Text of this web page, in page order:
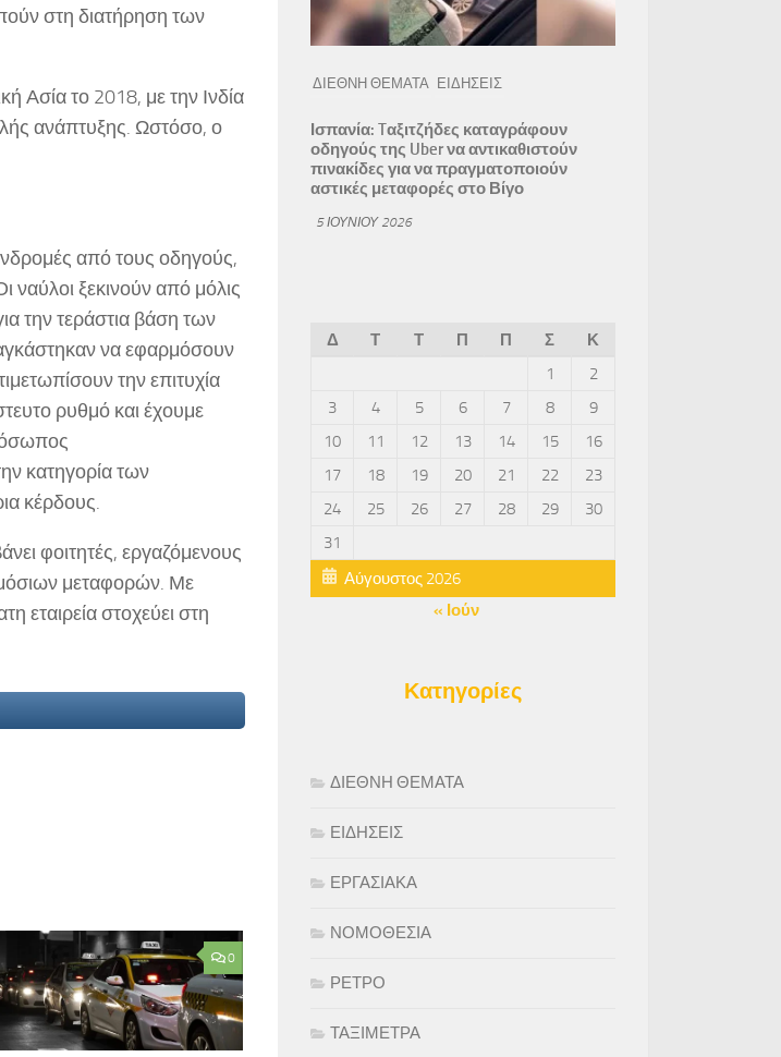
στη διατήρηση των
Ασία το 2018, με την Ινδία
ανάπτυξης. Ωστόσο, ο
από τους οδηγούς,
ναύλοι ξεκινούν από μόλις
την τεράστια βάση των
να εφαρμόσουν
την επιτυχία
ρυθμό και έχουμε
κατηγορία των
κέρδους.
φοιτητές, εργαζόμενους
μεταφορών. Με
εταιρεία στοχεύει στη
0
ΔΙΕΘΝΗ ΘΕΜΑΤΑ ΕΙΔΗΣΕΙΣ
Ισπανία: Tαξιτζήδες καταγράφουν
οδηγούς της Uber να αντικαθιστούν
πινακίδες για να πραγματοποιούν
αστικές μεταφορές στο Βίγο
5 ΙΟΥΝΊΟΥ 2026
Αύγουστος 2026
Δ Τ Τ Π Π Σ
Κ
1
2
3
4 5 6 7 8
9
10
11 12 13 14 15
16
17
18 19 20 21 22
23
24
25 26 27 28 29
30
31
« Ιούν
Κατηγορίες
ΔΙΕΘΝΗ ΘΕΜΑΤΑ
ΕΙΔΗΣΕΙΣ
ΕΡΓΑΣΙΑΚΑ
ΝΟΜΟΘΕΣΙΑ
ΡΕΤΡΟ
ΤΑΞΙΜΕΤΡΑ